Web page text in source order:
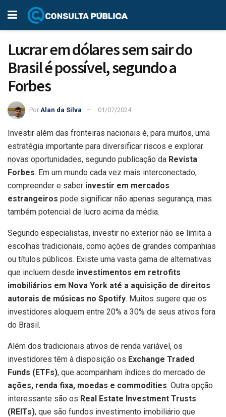
Lucrar em dólares sem sair do
Brasil é possível, segundo a
Forbes
Por Alan da Silva 01/07/2024
Investir além das fronteiras nacionais é, para muitos, uma
estratégia importante para diversificar riscos e explorar
novas oportunidades, segundo publicação da Revista
Forbes. Em um mundo cada vez mais interconectado,
compreender e saber investir em mercados
estrangeiros pode significar não apenas segurança, mas
também potencial de lucro acima da média.
Segundo especialistas, investir no exterior não se limita a
escolhas tradicionais, como ações de grandes companhias
ou títulos públicos. Existe uma vasta gama de alternativas
que incluem desde investimentos em retrofits
imobiliários em Nova York até a aquisição de direitos
autorais de músicas no Spotify. Muitos sugere que os
investidores aloquem entre 20% a 30% de seus ativos fora
do Brasil.
Além dos tradicionais ativos de renda variável, os
investidores têm à disposição os Exchange Traded
Funds (ETFs), que acompanham índices do mercado de
ações, renda fixa, moedas e commodities. Outra opção
interessante são os Real Estate Investment Trusts
(REITs), que são fundos investimento imobiliário que